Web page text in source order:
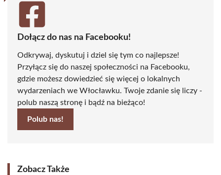
Dołącz do nas na Facebooku!
Odkrywaj, dyskutuj i dziel się tym co najlepsze!
Przyłącz się do naszej społeczności na Facebooku,
gdzie możesz dowiedzieć się więcej o lokalnych
wydarzeniach we Włocławku. Twoje zdanie się liczy -
polub naszą stronę i bądź na bieżąco!
Polub nas!
Zobacz Także